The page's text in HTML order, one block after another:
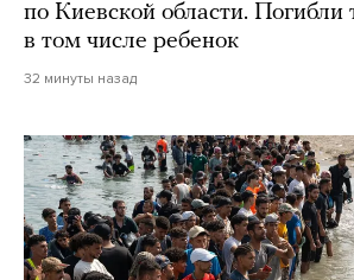
по Киевской области. Погибли
в том числе ребенок
32 минуты назад